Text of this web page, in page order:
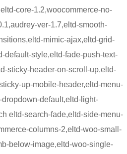
core-1.2,woocommerce-no-
ver-1.7,eltd-smooth-
mimic-ajax,eltd-grid-
default-style,eltd-fade-push-text-
sticky-header-on-scroll-up,eltd-
up-mobile-header,eltd-menu-
default,eltd-light-
eltd-search-fade,eltd-side-menu-
columns-2,eltd-woo-small-
below-image,eltd-woo-single-